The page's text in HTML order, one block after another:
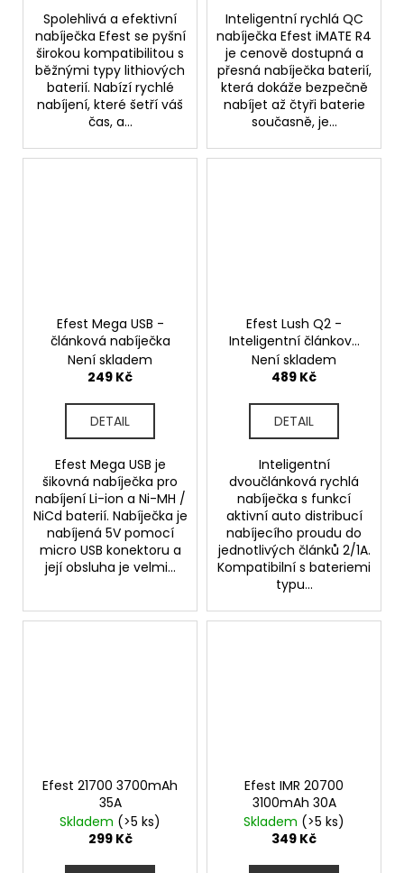
Spolehlivá a efektivní
nabíječka Efest se pyšní
širokou kompatibilitou s
běžnými typy lithiových
baterií. Nabízí rychlé
nabíjení, které šetří váš
čas, a...
Inteligentní rychlá QC
nabíječka Efest iMATE R4
je cenově dostupná a
přesná nabíječka baterií,
která dokáže bezpečně
nabíjet až čtyři baterie
současně, je...
Efest Mega USB -
článková nabíječka
Není skladem
249 Kč
DETAIL
Efest Mega USB je
šikovná nabíječka pro
nabíjení Li-ion a Ni-MH /
NiCd baterií. Nabíječka je
nabíjená 5V pomocí
micro USB konektoru a
její obsluha je velmi...
Efest Lush Q2 -
Inteligentní článková
nabíječka - 230V
Není skladem
489 Kč
DETAIL
Inteligentní
dvoučlánková rychlá
nabíječka s funkcí
aktivní auto distribucí
nabíjecího proudu do
jednotlivých článků 2/1A.
Kompatibilní s bateriemi
typu...
Efest 21700 3700mAh
35A
Skladem (>5 ks)
299 Kč
Efest IMR 20700
3100mAh 30A
Skladem (>5 ks)
349 Kč
Původně:
Kč